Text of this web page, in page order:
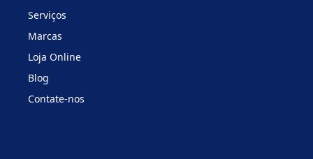
Serviços
Marcas
Loja Online
Blog
Contate-nos